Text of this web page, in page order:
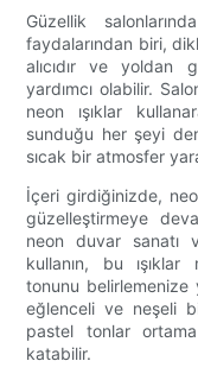
Güzellik
faydalarından biri,
alıcıdır ve yoldan
yardımcı olabilir.
neon ışıklar
sunduğu her şeyi
sıcak bir atmosfer
İçeri girdiğinizde,
güzelleştirmeye
neon duvar sanatı
kullanın, bu ışıklar
tonunu belirlemenize
eğlenceli ve neşeli
pastel tonlar
katabilir.